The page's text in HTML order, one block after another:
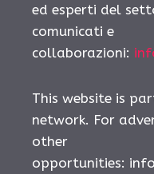
ed esperti del
comunicati e
collaborazioni:
This website is
network. For
other
opportunities: